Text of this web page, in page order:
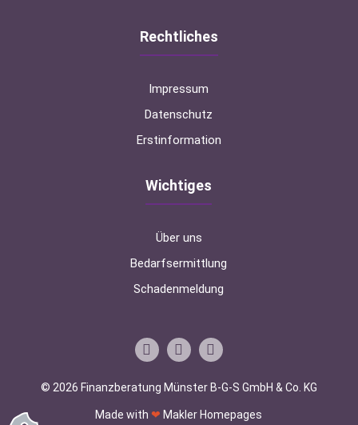
Rechtliches
Impressum
Datenschutz
Erstinformation
Wichtiges
Über uns
Bedarfsermittlung
Schadenmeldung
© 2026 Finanzberatung Münster B-G-S GmbH & Co. KG
Made with❤ Makler Homepages